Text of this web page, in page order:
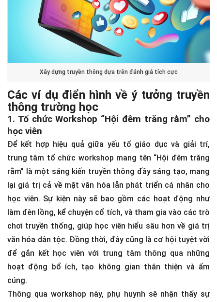
Xây dựng truyền thông dựa trên đánh giá tích cực
Các ví dụ điển hình về ý tưởng truyền
thông trường học
1. Tổ chức Workshop “Hội đêm trăng rằm” cho
học viên
Để kết hợp hiệu quả giữa yếu tố giáo dục và giải trí,
trung tâm tổ chức workshop mang tên “Hội đêm trăng
rằm” là một sáng kiến truyền thông đầy sáng tạo, mang
lại giá trị cả về mặt văn hóa lẫn phát triển cá nhân cho
học viên. Sự kiện này sẽ bao gồm các hoạt động như
làm đèn lồng, kể chuyện cổ tích, và tham gia vào các trò
chơi truyền thống, giúp học viên hiểu sâu hơn về giá trị
văn hóa dân tộc. Đồng thời, đây cũng là cơ hội tuyệt vời
để gắn kết học viên với trung tâm thông qua những
hoạt động bổ ích, tạo không gian thân thiện và ấm
cúng.
Thông qua workshop này, phụ huynh sẽ nhận thấy sự